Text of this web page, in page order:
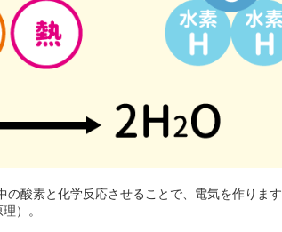
酸素と化学反応させることで、電気を作ります
）。